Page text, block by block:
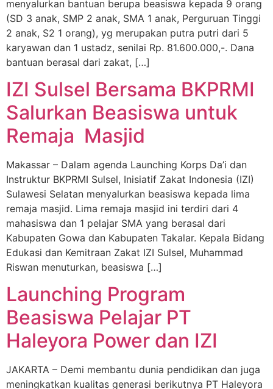
menyalurkan bantuan berupa beasiswa kepada 9 orang
(SD 3 anak, SMP 2 anak, SMA 1 anak, Perguruan Tinggi
2 anak, S2 1 orang), yg merupakan putra putri dari 5
karyawan dan 1 ustadz, senilai Rp. 81.600.000,-. Dana
bantuan berasal dari zakat, […]
IZI Sulsel Bersama BKPRMI
Salurkan Beasiswa untuk
Remaja Masjid
Makassar – Dalam agenda Launching Korps Da’i dan
Instruktur BKPRMI Sulsel, Inisiatif Zakat Indonesia (IZI)
Sulawesi Selatan menyalurkan beasiswa kepada lima
remaja masjid. Lima remaja masjid ini terdiri dari 4
mahasiswa dan 1 pelajar SMA yang berasal dari
Kabupaten Gowa dan Kabupaten Takalar. Kepala Bidang
Edukasi dan Kemitraan Zakat IZI Sulsel, Muhammad
Riswan menuturkan, beasiswa […]
Launching Program
Beasiswa Pelajar PT
Haleyora Power dan IZI
JAKARTA – Demi membantu dunia pendidikan dan juga
meningkatkan kualitas generasi berikutnya PT Haleyora